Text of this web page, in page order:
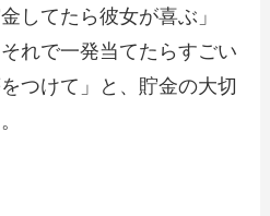
してたら彼女が喜ぶ」
れで一発当てたらすごい
つけて」と、貯金の大切